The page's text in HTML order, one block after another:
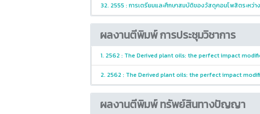
32. 2555 : การเตรียมและศึกษาสมบัติของวัสดุคอมโพสิตระหว่
ผลงานตีพิมพ์ การประชุมวิชาการ
1. 2562 : The Derived plant oils: the perfect impact
2. 2562 : The Derived plant oils: the perfect impact
ผลงานตีพิมพ์ ทรัพย์สินทางปัญญา